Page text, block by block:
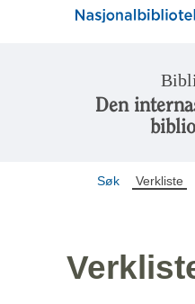
Den
Søk Verkliste